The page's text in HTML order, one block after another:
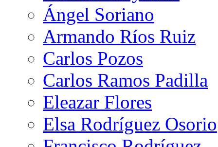
Ángel Soriano
Armando Ríos Ruiz
Carlos Pozos
Carlos Ramos Padilla
Eleazar Flores
Elsa Rodríguez Osorio